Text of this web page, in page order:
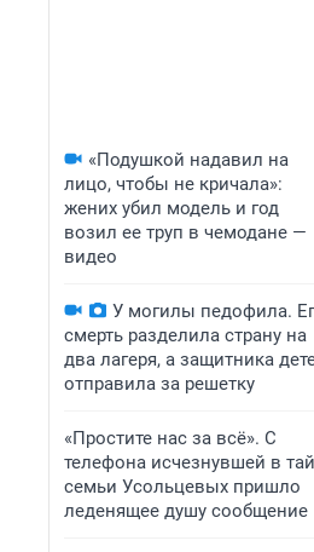
«Подушкой надавил на
лицо, чтобы не кричала»:
жених убил модель и год
возил ее труп в чемодане —
видео
У могилы педофила.
смерть разделила страну на
два лагеря, а защитника
отправила за решетку
«Простите нас за всё». С
телефона исчезнувшей в
семьи Усольцевых пришло
леденящее душу сообщение